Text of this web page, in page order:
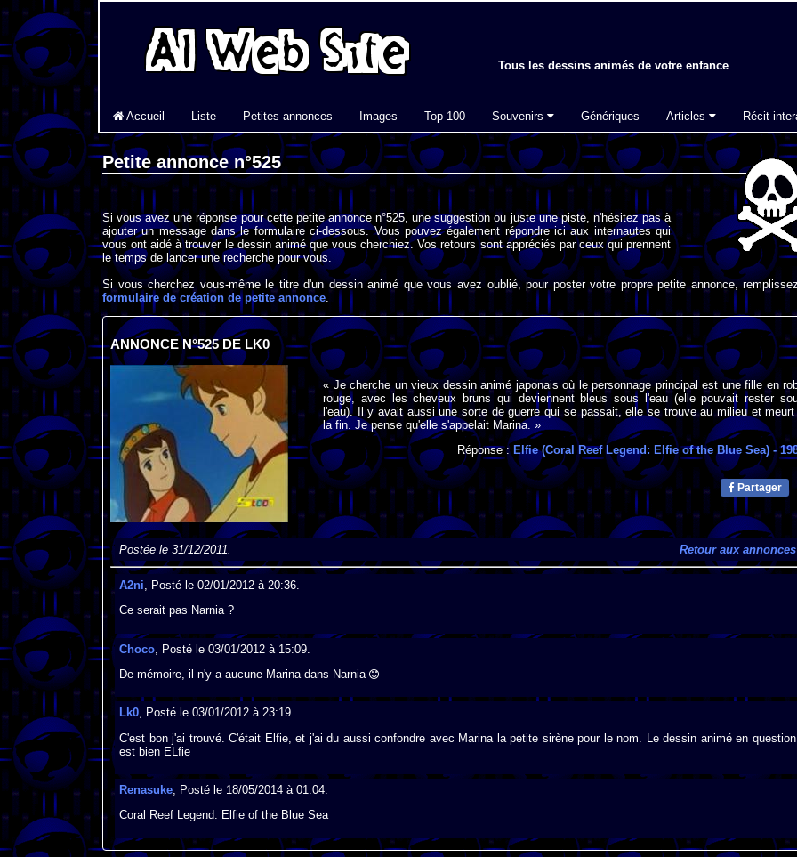
Tous les dessins animés de votre enfance
Accueil Liste Petites annonces Images Top 100 Souvenirs Génériques Articles Récit
Petite annonce n°525
Si vous avez une réponse pour cette petite annonce n°525, une suggestion ou juste une piste, n'hésitez pas à
ajouter un message dans le formulaire ci-dessous. Vous pouvez également répondre ici aux internautes qui
vous ont aidé à trouver le dessin animé que vous cherchiez. Vos retours sont appréciés par ceux qui prennent
le temps de lancer une recherche pour vous.
Si vous cherchez vous-même le titre d'un dessin animé que vous avez oublié, pour poster votre propre petite annonce,
formulaire de création de petite annonce.
ANNONCE N°525 DE LK0
« Je cherche un vieux dessin animé japonais où le personnage principal est une fille en
rouge, avec les cheveux bruns qui deviennent bleus sous l'eau (elle pouvait rester
l'eau). Il y avait aussi une sorte de guerre qui se passait, elle se trouve au milieu et
la fin. Je pense qu'elle s'appelait Marina. »
Réponse : Elfie (Coral Reef Legend: Elfie of the Blue Sea) -
Partager
Postée le 31/12/2011. Retour aux annonces
A2ni, Posté le 02/01/2012 à 20:36.
Ce serait pas Narnia ?
Choco, Posté le 03/01/2012 à 15:09.
De mémoire, il n'y a aucune Marina dans Narnia
Lk0, Posté le 03/01/2012 à 23:19.
C'est bon j'ai trouvé. C'était Elfie, et j'ai du aussi confondre avec Marina la petite sirène pour le nom. Le dessin animé en question
est bien ELfie
Renasuke, Posté le 18/05/2014 à 01:04.
Coral Reef Legend: Elfie of the Blue Sea